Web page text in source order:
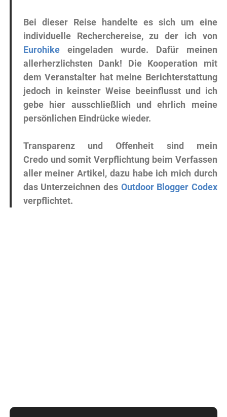
Bei dieser Reise handelte es sich um eine
individuelle Recherchereise, zu der ich von
Eurohikeeingeladen wurde. Dafür meinen
allerherzlichsten Dank! Die Kooperation mit
dem Veranstalter hat meine Berichterstattung
jedoch in keinster Weise beeinflusst und ich
gebe hier ausschließlich und ehrlich meine
persönlichen Eindrücke wieder.
Transparenz und Offenheit sind mein
Credo und somit Verpflichtung beim Verfassen
aller meiner Artikel, dazu habe ich mich durch
das Unterzeichnen des Outdoor Blogger Codex
verpflichtet.